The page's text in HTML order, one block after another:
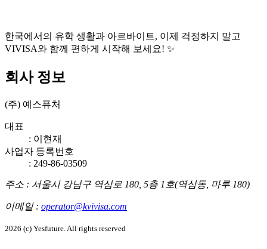
한국에서의 유학 생활과 아르바이트, 이제 걱정하지 말고
VIVISA와 함께 편하게 시작해 보세요! ✨
회사 정보
(주) 예스퓨처
대표
: 이현재
사업자 등록번호
: 249-86-03509
주소 : 서울시 강남구 역삼로 180, 5층 1호(역삼동, 마루 180)
이메일: operator@kvivisa.com
2026 (c) Yesfuture. All rights reserved